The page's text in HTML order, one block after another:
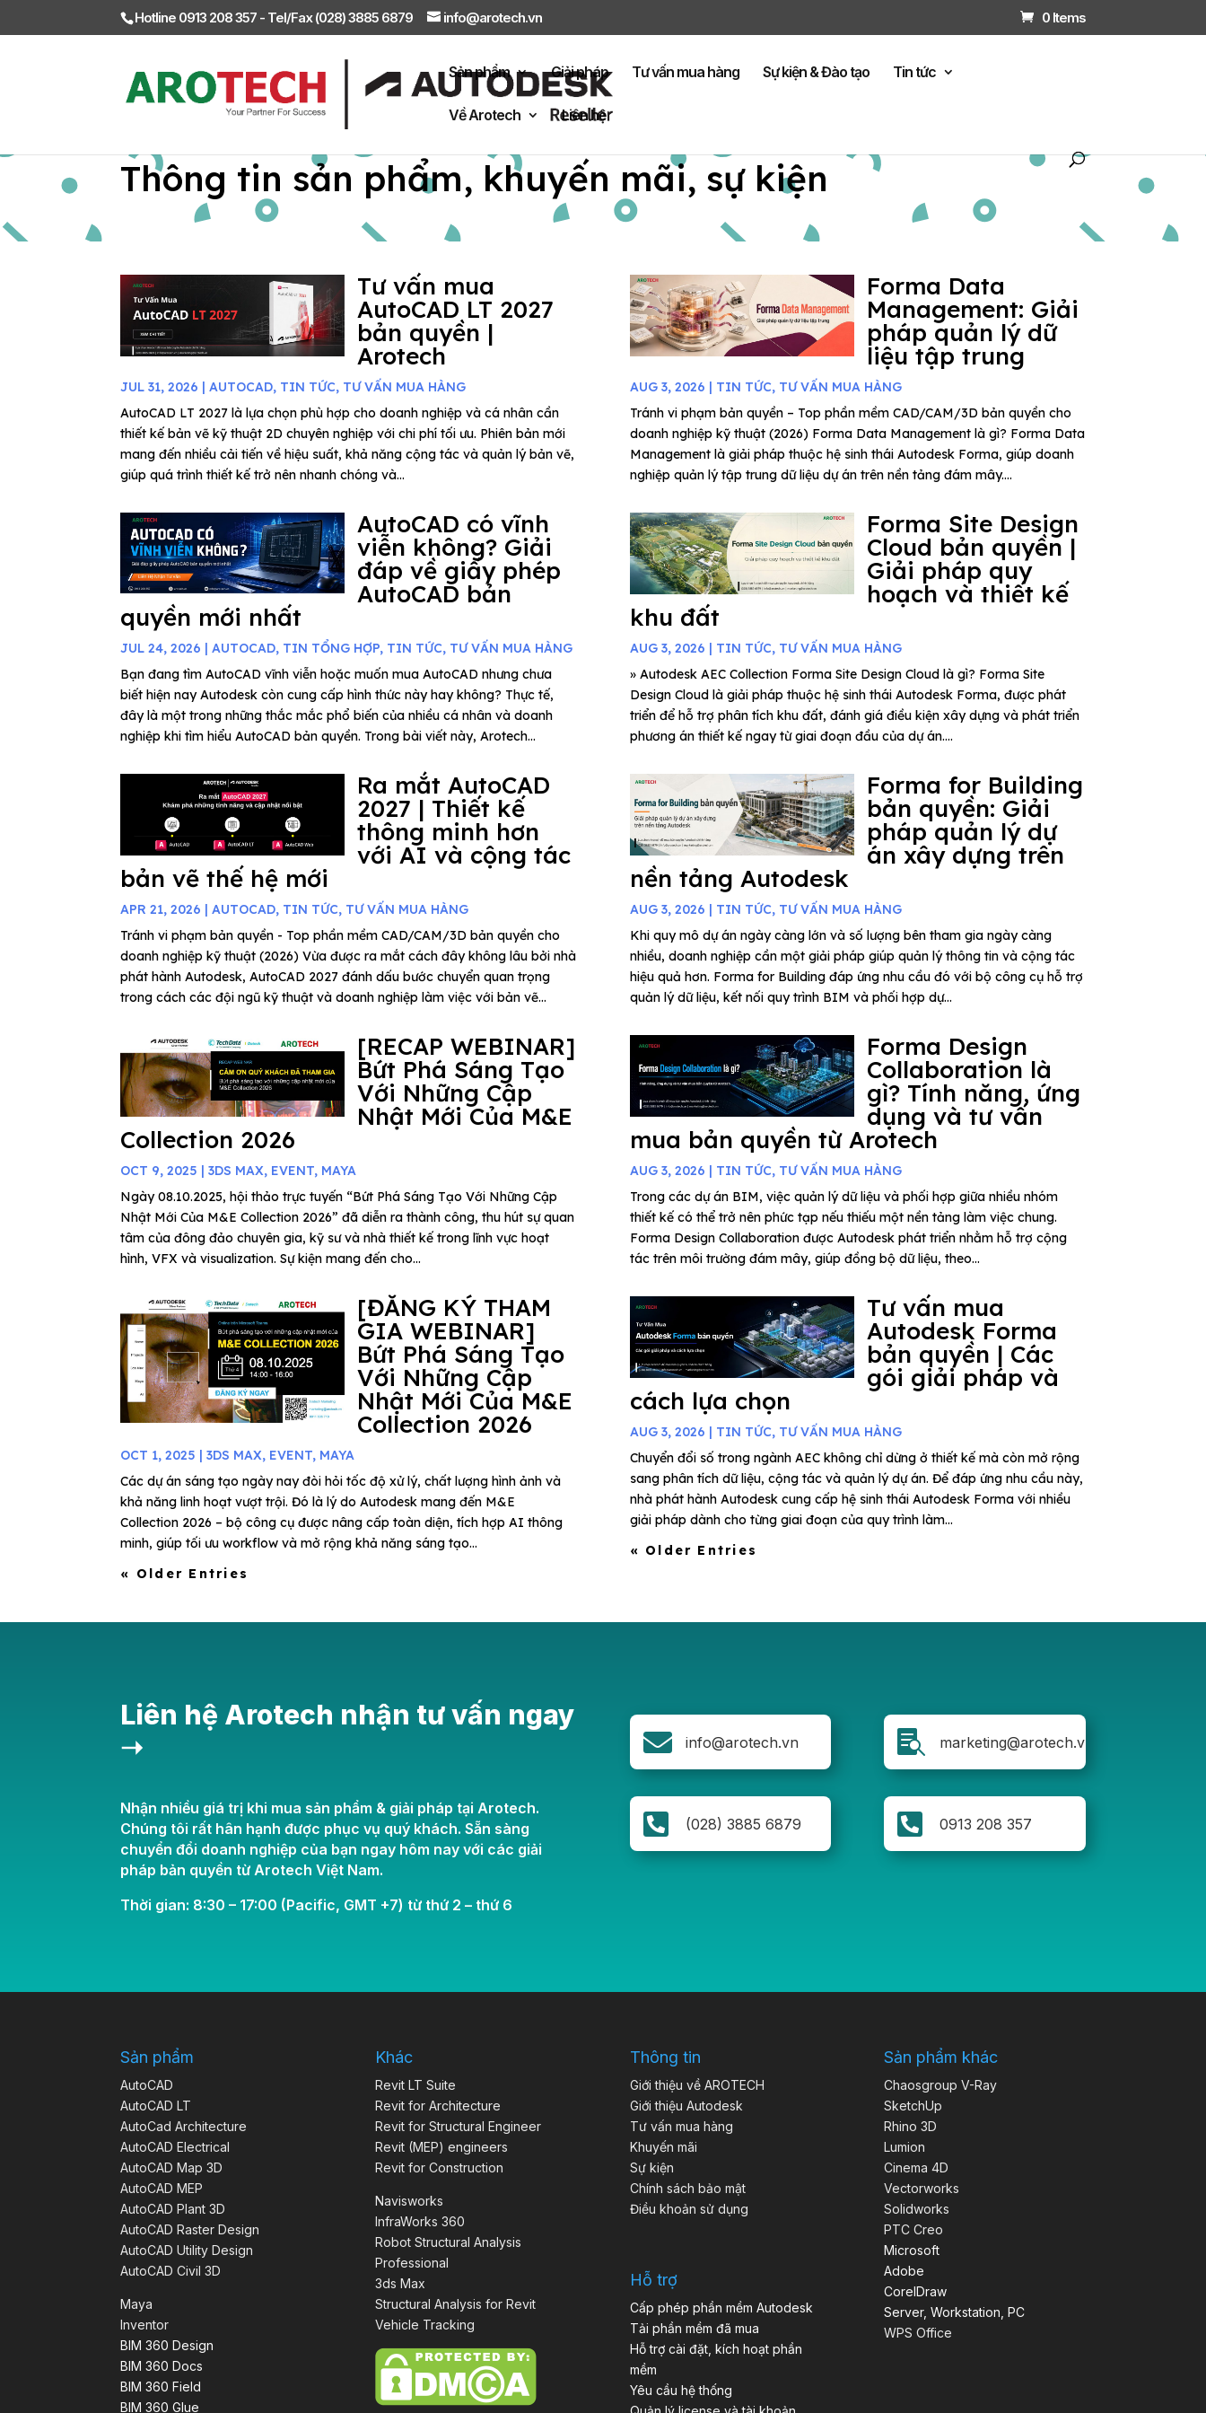
Hotline 0913 208 357 - Tel/Fax (028) 3885 6879 info@arotech.vn 0 Items
Sản phẩm Giải pháp Tư vấn mua hàng Sự kiện & Đào tạo Tin tức
Về Arotech Liên hệ
Thông tin sản phẩm, khuyến mãi, sự kiện
Tư vấn mua
AutoCAD LT 2027
bản quyền |
Arotech
JUL 31, 2026 |AUTOCAD, TIN TỨC, TƯ VẤN MUA HÀNG
AutoCAD LT 2027 là lựa chọn phù hợp cho doanh nghiệp và cá nhân cần
thiết kế bản vẽ kỹ thuật 2D chuyên nghiệp với chi phí tối ưu. Phiên bản mới
mang đến nhiều cải tiến về hiệu suất, khả năng cộng tác và quản lý bản vẽ,
giúp quá trình thiết kế trở nên nhanh chóng và...
AutoCAD có vĩnh
viễn không? Giải
đáp về giấy phép
AutoCAD bản
quyền mới nhất
JUL 24, 2026 |AUTOCAD, TIN TỔNG HỢP, TIN TỨC, TƯ VẤN MUA HÀNG
Bạn đang tìm AutoCAD vĩnh viễn hoặc muốn mua AutoCAD nhưng chưa
biết hiện nay Autodesk còn cung cấp hình thức này hay không? Thực tế,
đây là một trong những thắc mắc phổ biến của nhiều cá nhân và doanh
nghiệp khi tìm hiểu AutoCAD bản quyền. Trong bài viết này, Arotech...
Ra mắt AutoCAD
2027 | Thiết kế
thông minh hơn
với AI và cộng tác
bản vẽ thế hệ mới
APR 21, 2026 |AUTOCAD, TIN TỨC, TƯ VẤN MUA HÀNG
Tránh vi phạm bản quyền - Top phần mềm CAD/CAM/3D bản quyền cho
doanh nghiệp kỹ thuật (2026) Vừa được ra mắt cách đây không lâu bởi nhà
phát hành Autodesk, AutoCAD 2027 đánh dấu bước chuyển quan trọng
trong cách các đội ngũ kỹ thuật và doanh nghiệp làm việc với bản vẽ...
[RECAP WEBINAR]
Bứt Phá Sáng Tạo
Với Những Cập
Nhật Mới Của M&E
Collection 2026
OCT 9, 2025 |3DS MAX, EVENT, MAYA
Ngày 08.10.2025, hội thảo trực tuyến “Bứt Phá Sáng Tạo Với Những Cập
Nhật Mới Của M&E Collection 2026” đã diễn ra thành công, thu hút sự quan
tâm của đông đảo chuyên gia, kỹ sư và nhà thiết kế trong lĩnh vực hoạt
hình, VFX và visualization. Sự kiện mang đến cho...
[ĐĂNG KÝ THAM
GIA WEBINAR]
Bứt Phá Sáng Tạo
Với Những Cập
Nhật Mới Của M&E
Collection 2026
OCT 1, 2025 |3DS MAX, EVENT, MAYA
Các dự án sáng tạo ngày nay đòi hỏi tốc độ xử lý, chất lượng hình ảnh và
khả năng linh hoạt vượt trội. Đó là lý do Autodesk mang đến M&E
Collection 2026 – bộ công cụ được nâng cấp toàn diện, tích hợp AI thông
minh, giúp tối ưu workflow và mở rộng khả năng sáng tạo...
« Older Entries
Forma Data
Management: Giải
pháp quản lý dữ
liệu tập trung
AUG 3, 2026 | TIN TỨC, TƯ VẤN MUA HÀNG
Tránh vi phạm bản quyền – Top phần mềm CAD/CAM/3D bản quyền cho
doanh nghiệp kỹ thuật (2026) Forma Data Management là gì? Forma Data
Management là giải pháp thuộc hệ sinh thái Autodesk Forma, giúp doanh
nghiệp quản lý tập trung dữ liệu dự án trên nền tảng đám mây....
Forma Site Design
Cloud bản quyền |
Giải pháp quy
hoạch và thiết kế
khu đất
AUG 3, 2026 | TIN TỨC, TƯ VẤN MUA HÀNG
» Autodesk AEC Collection Forma Site Design Cloud là gì? Forma Site
Design Cloud là giải pháp thuộc hệ sinh thái Autodesk Forma, được phát
triển để hỗ trợ phân tích khu đất, đánh giá điều kiện xây dựng và phát triển
phương án thiết kế ngay từ giai đoạn đầu của dự án....
Forma for Building
bản quyền: Giải
pháp quản lý dự
án xây dựng trên
nền tảng Autodesk
AUG 3, 2026 | TIN TỨC, TƯ VẤN MUA HÀNG
Khi quy mô dự án ngày càng lớn và số lượng bên tham gia ngày càng
nhiều, doanh nghiệp cần một giải pháp giúp quản lý thông tin và cộng tác
hiệu quả hơn. Forma for Building đáp ứng nhu cầu đó với bộ công cụ hỗ trợ
quản lý dữ liệu, kết nối quy trình BIM và phối hợp dự...
Forma Design
Collaboration là
gì? Tính năng, ứng
dụng và tư vấn
mua bản quyền từ Arotech
AUG 3, 2026 | TIN TỨC, TƯ VẤN MUA HÀNG
Trong các dự án BIM, việc quản lý dữ liệu và phối hợp giữa nhiều nhóm
thiết kế có thể trở nên phức tạp nếu thiếu một nền tảng làm việc chung.
Forma Design Collaboration được Autodesk phát triển nhằm hỗ trợ cộng
tác trên môi trường đám mây, giúp đồng bộ dữ liệu, theo...
Tư vấn mua
Autodesk Forma
bản quyền | Các
gói giải pháp và
cách lựa chọn
AUG 3, 2026 | TIN TỨC, TƯ VẤN MUA HÀNG
Chuyển đổi số trong ngành AEC không chỉ dừng ở thiết kế mà còn mở rộng
sang phân tích dữ liệu, cộng tác và quản lý dự án. Để đáp ứng nhu cầu này,
nhà phát hành Autodesk cung cấp hệ sinh thái Autodesk Forma với nhiều
giải pháp dành cho từng giai đoạn của quy trình làm...
« Older Entries
Liên hệ Arotech nhận tư vấn ngay
➝
Nhận nhiều giá trị khi mua sản phẩm & giải pháp tại Arotech.
Chúng tôi rất hân hạnh được phục vụ quý khách. Sẵn sàng
chuyển đổi doanh nghiệp của bạn ngay hôm nay với các giải
pháp bản quyền từ Arotech Việt Nam.
Thời gian: 8:30 – 17:00 (Pacific, GMT +7) từ thứ 2 – thứ 6
 info@arotech.vn
 (028) 3885 6879
 marketing@arotech.vn
 0913 208 357
Sản phẩm
AutoCAD
AutoCAD LT
AutoCad Architecture
AutoCAD Electrical
AutoCAD Map 3D
AutoCAD MEP
AutoCAD Plant 3D
AutoCAD Raster Design
AutoCAD Utility Design
AutoCAD Civil 3D
Maya
Inventor
BIM 360 Design
BIM 360 Docs
BIM 360 Field
BIM 360 Glue
Khác
Revit LT Suite
Revit for Architecture
Revit for Structural Engineer
Revit (MEP) engineers
Revit for Construction
Navisworks
InfraWorks 360
Robot Structural Analysis
Professional
3ds Max
Structural Analysis for Revit
Vehicle Tracking
Thông tin
Giới thiệu về AROTECH
Giới thiệu Autodesk
Tư vấn mua hàng
Khuyến mãi
Sự kiện
Chính sách bảo mật
Điều khoản sử dụng
Hỗ trợ
Cấp phép phần mềm Autodesk
Tải phần mềm đã mua
Hỗ trợ cài đặt, kích hoạt phần
mềm
Yêu cầu hệ thống
Sản phẩm khác
Chaosgroup V-Ray
SketchUp
Rhino 3D
Lumion
Cinema 4D
Vectorworks
Solidworks
PTC Creo
Microsoft
Adobe
CorelDraw
Server, Workstation, PC
WPS Office